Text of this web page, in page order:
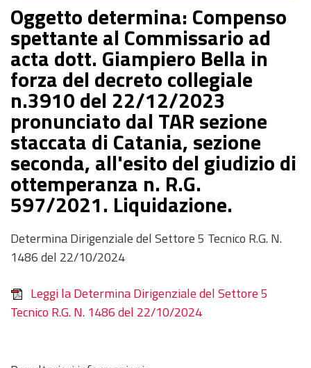
Oggetto determina: Compenso
spettante al Commissario ad
acta dott. Giampiero Bella in
forza del decreto collegiale
n.3910 del 22/12/2023
pronunciato dal TAR sezione
staccata di Catania, sezione
seconda, all'esito del giudizio di
ottemperanza n. R.G.
597/2021. Liquidazione.
Determina Dirigenziale del Settore 5 Tecnico R.G. N.
1486 del 22/10/2024
Leggi la Determina Dirigenziale del Settore 5
Tecnico R.G. N. 1486 del 22/10/2024